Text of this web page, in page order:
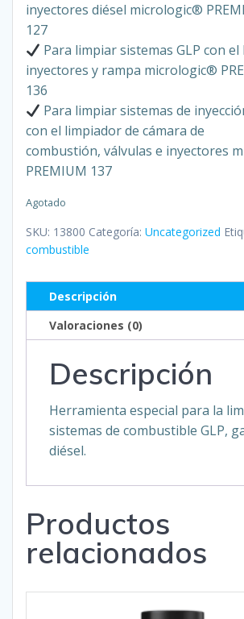
inyectores diésel micrologic®
127
Para limpiar sistemas GLP con
inyectores y rampa micrologic®
136
Para limpiar sistemas de
con el limpiador de cámara de
combustión, válvulas e inyectores
PREMIUM 137
Agotado
SKU: 13800 Categoría: Uncategorized
combustible
Descripción
Valoraciones (0)
Descripción
Herramienta especial para la
sistemas de combustible GLP,
diésel.
Productos
relacionados